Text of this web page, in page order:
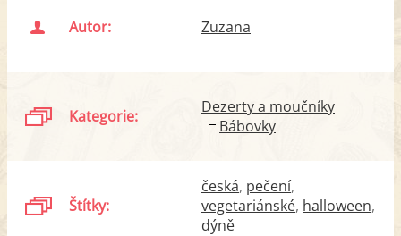
Autor: Zuzana
Kategorie:
Dezerty a moučníky
Bábovky
Štítky:
česká pečení
vegetariánské halloween
dýně